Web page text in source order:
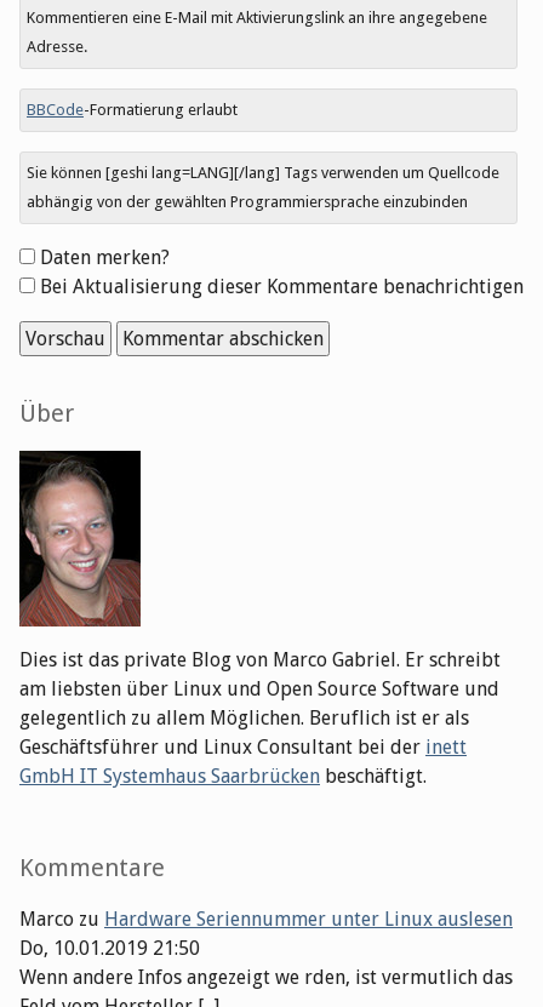
Kommentieren eine E-Mail mit Aktivierungslink an ihre angegebene
Adresse.
BBCode-Formatierung erlaubt
Sie können [geshi lang=LANG][/lang] Tags verwenden um Quellcode
abhängig von der gewählten Programmiersprache einzubinden
Formular-
Optionen
Daten merken?
Bei Aktualisierung dieser Kommentare benachrichtigen
Seitenleiste
Über
Dies ist das private Blog von Marco Gabriel. Er schreibt
am liebsten über Linux und Open Source Software und
gelegentlich zu allem Möglichen. Beruflich ist er als
Geschäftsführer und Linux Consultant bei der inett
GmbH IT Systemhaus Saarbrücken beschäftigt.
Kommentare
Marco zu Hardware Seriennummer unter Linux auslesen
Do, 10.01.2019 21:50
Wenn andere Infos angezeigt we rden, ist vermutlich das